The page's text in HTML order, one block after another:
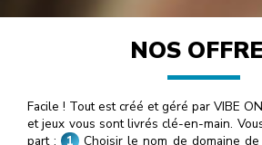
NOS
Facile ! Tout est créé et géré par VIBE
et jeux vous sont livrés clé-en-main.
part : 1 Choisir le nom de domaine